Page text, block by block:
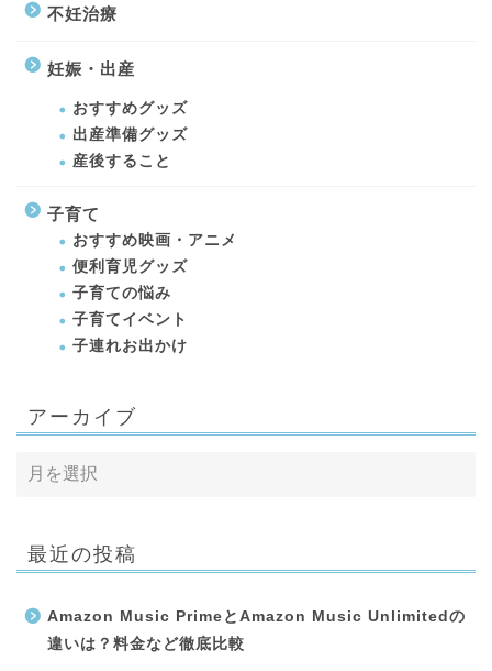
不妊治療
妊娠・出産
おすすめグッズ
出産準備グッズ
産後すること
子育て
おすすめ映画・アニメ
便利育児グッズ
子育ての悩み
子育てイベント
子連れお出かけ
アーカイブ
最近の投稿
Amazon Music PrimeとAmazon Music Unlimitedの
違いは？料金など徹底比較